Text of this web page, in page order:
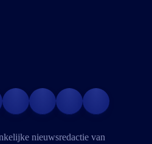
nieuwsredactie van